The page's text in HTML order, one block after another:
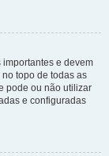
e devem
topo de todas as
pode ou não utilizar
e configuradas